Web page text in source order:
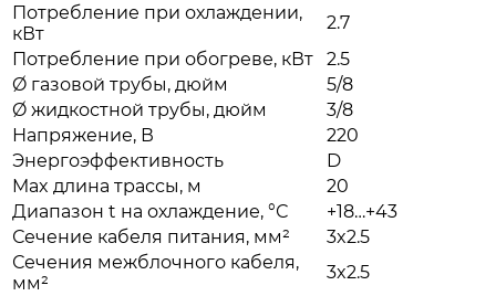
Потребление при охлаждении,
кВт
2.7
Потребление при обогреве, кВт
2.5
Ø газовой трубы, дюйм
5/8
Ø жидкостной трубы, дюйм
3/8
Напряжение, В
220
Энергоэффективность
D
Max длина трассы, м
20
Диапазон t на охлаждение, °С
+18…+43
Сечение кабеля питания, мм²
3x2.5
Сечения межблочного кабеля,
мм²
3x2.5